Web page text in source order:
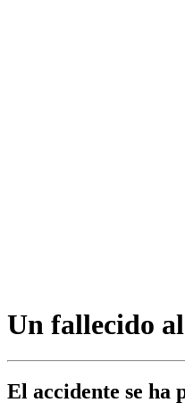
Un fallecido
El accidente se ha